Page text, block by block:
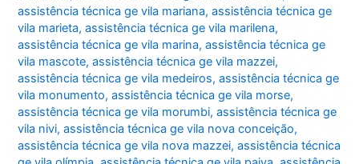
assistência técnica ge vila mariana,assistência técnica ge
vila marieta,assistência técnica ge vila marilena,
assistência técnica ge vila marina,assistência técnica ge
vila mascote,assistência técnica ge vila mazzei,
assistência técnica ge vila medeiros,assistência técnica ge
vila monumento,assistência técnica ge vila morse,
assistência técnica ge vila morumbi,assistência técnica ge
vila nivi,assistência técnica ge vila nova conceição,
assistência técnica ge vila nova mazzei,assistência técnica